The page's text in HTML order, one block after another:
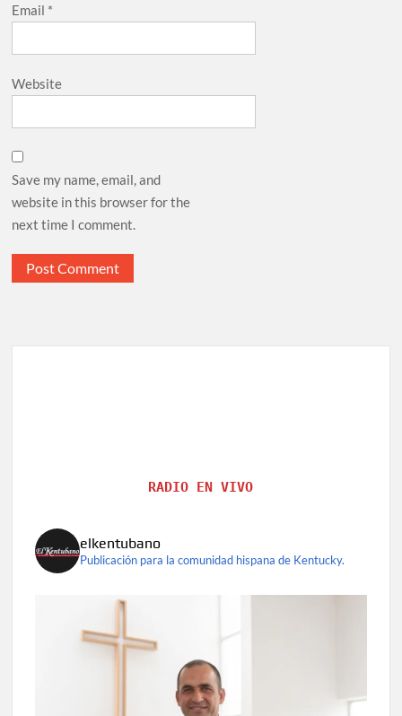
Email *
Website
Save my name, email, and
website in this browser for the
next time I comment.
RADIO EN VIVO
elkentubano
Publicación para la comunidad hispana de Kentucky.